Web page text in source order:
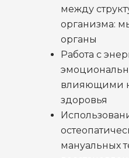
между
организма:
органы
Работа с
влияющими
здоровья
мануальных